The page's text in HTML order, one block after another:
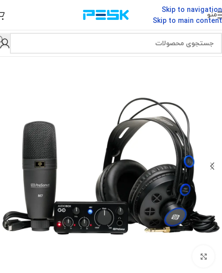
Skip to navigation
Skip to main content
منو